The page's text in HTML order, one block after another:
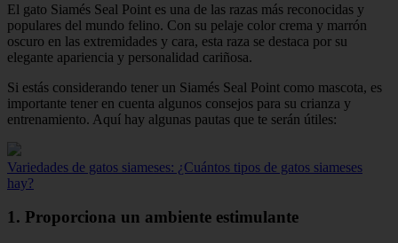
El gato Siamés Seal Point es una de las razas más reconocidas y
populares del mundo felino. Con su pelaje color crema y marrón
oscuro en las extremidades y cara, esta raza se destaca por su
elegante apariencia y personalidad cariñosa.
Si estás considerando tener un Siamés Seal Point como mascota, es
importante tener en cuenta algunos consejos para su crianza y
entrenamiento. Aquí hay algunas pautas que te serán útiles:
Variedades de gatos siameses: ¿Cuántos tipos de gatos siameses
hay?
1. Proporciona un ambiente estimulante